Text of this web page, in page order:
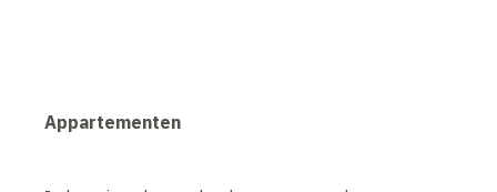
Appartementen